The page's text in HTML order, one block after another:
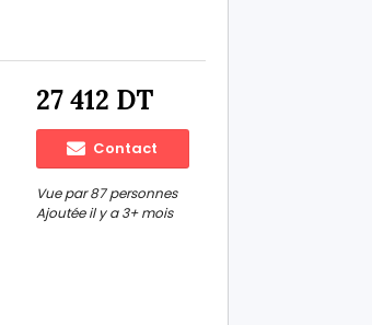
27 412 DT
Contact
Vue par 87 personnes
Ajoutée il y a 3+ mois